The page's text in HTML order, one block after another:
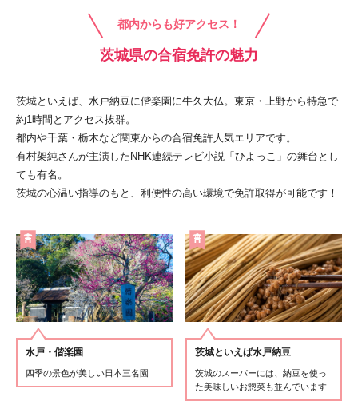
都内からも好アクセス！
茨城県の合宿免許の魅力
茨城といえば、水戸納豆に偕楽園に牛久大仏。東京・上野から特急で
約1時間とアクセス抜群。
都内や千葉・栃木など関東からの合宿免許人気エリアです。
有村架純さんが主演したNHK連続テレビ小説「ひよっこ」の舞台とし
ても有名。
茨城の心温い指導のもと、利便性の高い環境で免許取得が可能です！
水戸・偕楽園
四季の景色が美しい日本三名園
茨城といえば水戸納豆
茨城のスーパーには、納豆を使っ
た美味しいお惣菜も並んでいます